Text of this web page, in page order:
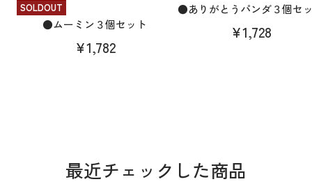
SOLDOUT
●ムーミン３個セット
¥1,782
●ありがとうパンダ３個セ
¥1,728
最近チェックした商品